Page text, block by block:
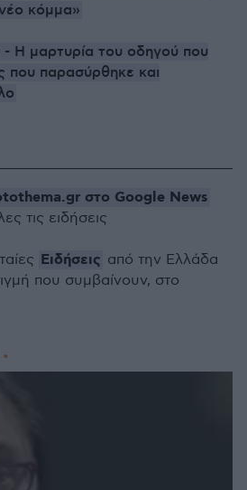
κόμμα»
Η μαρτυρία του οδηγού που
που παρασύρθηκε και
στο Google News
τις ειδήσεις
Ειδήσεις από την Ελλάδα
που συμβαίνουν, στο